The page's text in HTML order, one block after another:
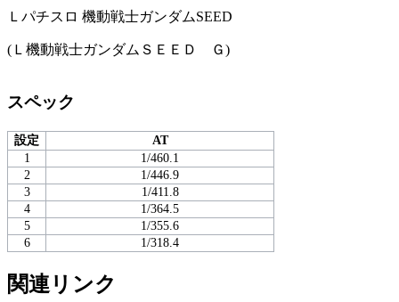
Ｌパチスロ 機動戦士ガンダムSEED
(Ｌ機動戦士ガンダムＳＥＥＤ Ｇ)
スペック
設定
AT
1
1/460.1
2
1/446.9
3
1/411.8
4
1/364.5
5
1/355.6
6
1/318.4
関連リンク